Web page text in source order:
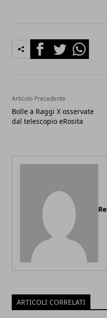
FacebookTwitterWhatsapp
Articolo Precedente
Bolle a Raggi X osservate
dal telescopio eRosita
ARTICOLI CORRELATI